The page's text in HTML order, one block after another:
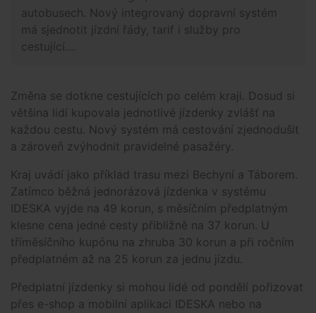
autobusech. Nový integrovaný dopravní systém
má sjednotit jízdní řády, tarif i služby pro
cestující....
Změna se dotkne cestujících po celém kraji. Dosud si
většina lidí kupovala jednotlivé jízdenky zvlášť na
každou cestu. Nový systém má cestování zjednodušit
a zároveň zvýhodnit pravidelné pasažéry.
Kraj uvádí jako příklad trasu mezi Bechyní a Táborem.
Zatímco běžná jednorázová jízdenka v systému
IDESKA vyjde na 49 korun, s měsíčním předplatným
klesne cena jedné cesty přibližně na 37 korun. U
tříměsíčního kupónu na zhruba 30 korun a při ročním
předplatném až na 25 korun za jednu jízdu.
Předplatní jízdenky si mohou lidé od pondělí pořizovat
přes e-shop a mobilní aplikaci IDESKA nebo na